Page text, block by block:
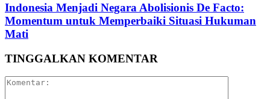
‎Indonesia Menjadi Negara Abolisionis De Facto:
Momentum untuk Memperbaiki Situasi Hukuman
Mati
TINGGALKAN KOMENTAR